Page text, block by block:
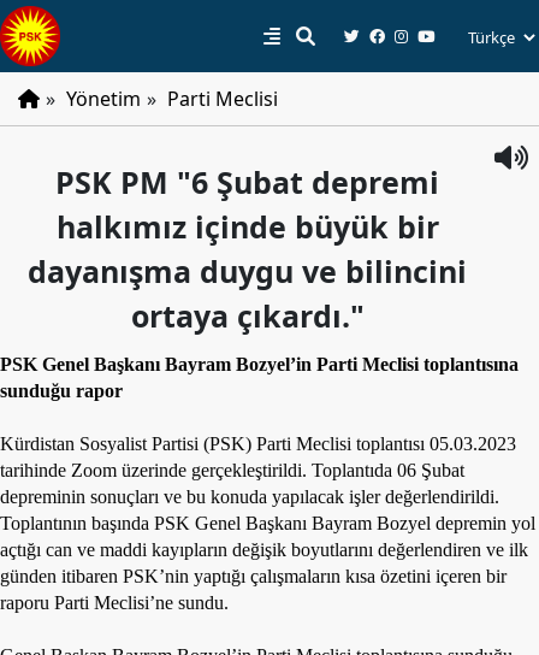
Tarihçe
Parti
YÖNETIM
Başkan
Yardımcıları
Merkez
Yönetim
Kurulu
» Yönetim » Parti Meclisi
PSK PM "6 Şubat depremi
halkımız içinde büyük bir
dayanışma duygu ve bilincini
ortaya çıkardı."
PSK Genel Başkanı Bayram Bozyel’in Parti Meclisi toplantısına
sunduğu rapor
Kürdistan Sosyalist Partisi (PSK) Parti Meclisi toplantısı 05.03.2023
tarihinde Zoom üzerinde gerçekleştirildi. Toplantıda 06 Şubat
depreminin sonuçları ve bu konuda yapılacak işler değerlendirildi.
Toplantının başında PSK Genel Başkanı Bayram Bozyel depremin yol
açtığı can ve maddi kayıpların değişik boyutlarını değerlendiren ve ilk
günden itibaren PSK’nin yaptığı çalışmaların kısa özetini içeren bir
raporu Parti Meclisi’ne sundu.